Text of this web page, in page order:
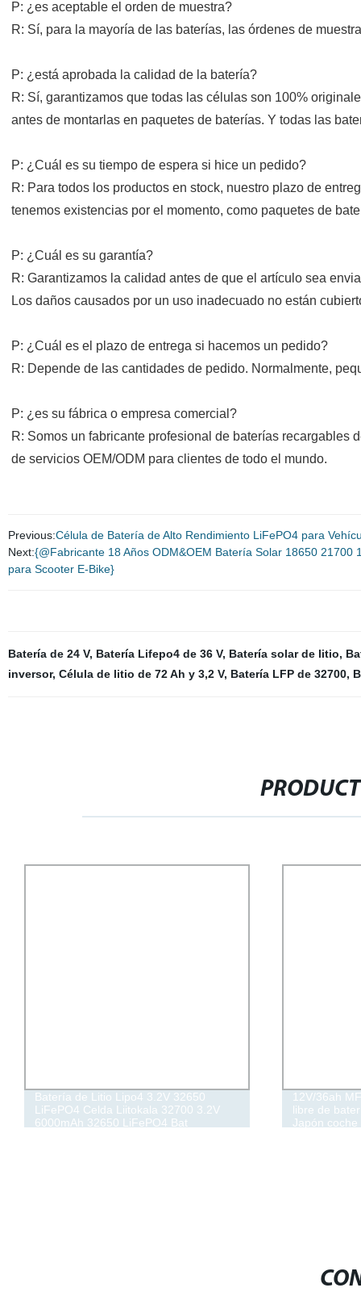
P: ¿es aceptable el orden de muestra?
R: Sí, para la mayoría de las baterías, las órdenes de
P: ¿está aprobada la calidad de la batería?
R: Sí, garantizamos que todas las células son 100%
antes de montarlas en paquetes de baterías. Y todas las
P: ¿Cuál es su tiempo de espera si hice un pedido?
R: Para todos los productos en stock, nuestro plazo de
tenemos existencias por el momento, como paquetes de
P: ¿Cuál es su garantía?
R: Garantizamos la calidad antes de que el artículo sea
Los daños causados por un uso inadecuado no están
P: ¿Cuál es el plazo de entrega si hacemos un pedido?
R: Depende de las cantidades de pedido. Normalmente,
P: ¿es su fábrica o empresa comercial?
R: Somos un fabricante profesional de baterías recargables
de servicios OEM/ODM para clientes de todo el mundo.
Previous:Célula de Batería de Alto Rendimiento LiFePO4 para
Next:{@Fabricante 18 Años ODM&OEM Batería Solar 18650
para Scooter E-Bike}
Batería de 24 V, Batería Lifepo4 de 36 V, Batería solar de litio,
inversor, Célula de litio de 72 Ah y 3,2 V, Batería LFP de 32700,
Batería de Litio Lipo4 3.2V 32650
LiFePO4 Celda Liitokala 32700 3.2V
6000mAh 32650 LiFePO4 Bat
12V/36ah
libre de
Japón